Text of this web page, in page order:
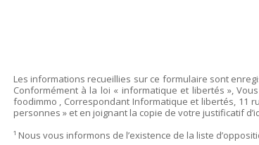
Les informations recueillies sur ce formulaire sont
Conformément à la loi « informatique et libertés »,
foodimmo , Correspondant Informatique et libertés, 11
personnes » et en joignant la copie de votre justificatif
¹ Nous vous informons de l’existence de la liste